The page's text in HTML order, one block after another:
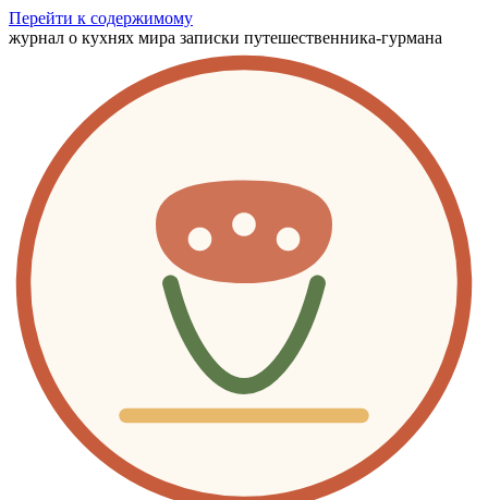
Перейти к содержимому
журнал о кухнях мира записки путешественника-гурмана